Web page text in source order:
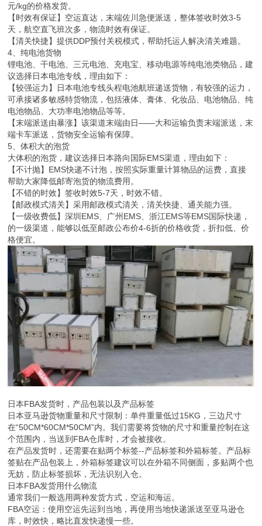
元/kg的价格发货。
【时效有保证】空运直达，末端佐川急便派送，整体签收时效3-5
天，航空直飞班次多，物流时效有保证。
【清关快捷】提供DDP预付关税模式，帮助托运人解决清关难题。
4、纯电池货物
锂电池、干电池、三元电池、充电宝、移动电源等纯电池类物品，建
议选择日本电池专线，理由如下：
【较强运力】日本电池专线头程电池航班递送货物，有较强的运力，
可承接诸多敏感特货物流，包括液体、膏体、化妆品、电池物品、纯
电池物品、大功率电池物品等等。
【末端派送由暴涨】该渠道末端由日——大和运输负责末端派送，末
端卡车派送，货物安全运输有保障。
5、体积大的泡货
大体积的泡货，建议选择日本路向国际EMS渠道，理由如下：
【不计抛】EMS快递不计泡，按照实际重量计算物品的运费，直接
帮助大家降低邮寄泡货的物流费用。
【不错的时效】签收时效5-7天，时效不错。
【邮政模式清关】采用邮政模式清关，清关快捷、通关能力强。
【一级收费低】深圳EMS、广州EMS、浙江EMS等EMS国际快递，
的一级渠道，能够以低至邮政公布价4-6折的价格收货，折扣低、价
格便宜。
日本FBA发货时，产品包装以及产品标签
日本亚马逊货物重量和尺寸限制：单件重量低过15KG，三边尺寸
在“50CM*60CM*50CM”内。我们需要将货物的尺寸和重量控制在这
个范围内，当送到FBA仓库时，才会被接收。
在产品发货时，还需要在贴两个标签--产品标签和外箱标签。产品标
签贴在产品包装上，外箱标签建议可以在外箱不同侧面，多贴两个也
无妨，防止标签损坏，无法识别入仓。
日本FBA发货用什么物流
通常我们一般选用两种发货方式，空运和海运。
FBA空运：使用空运先运到当地，再使用当地快递派送至亚马逊仓
库，时效快，略比直发快递慢一些。